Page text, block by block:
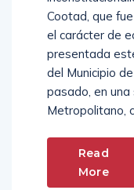
Cootad, que
el carácter de
presentada
del Municipio
pasado, en una
Metropolitano,
Read
More